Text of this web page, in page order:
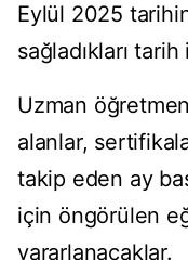
Eylül 2025
sağladıkları
Uzman
alanlar,
takip eden ay
için öngörülen
yararlanacaklar.